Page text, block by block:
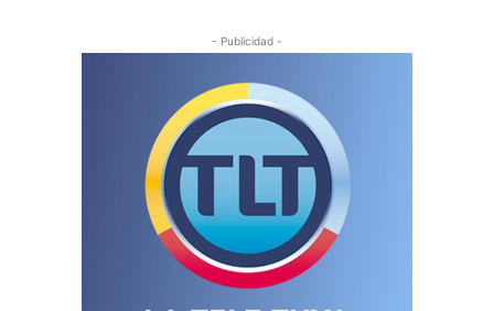
- Publicidad -